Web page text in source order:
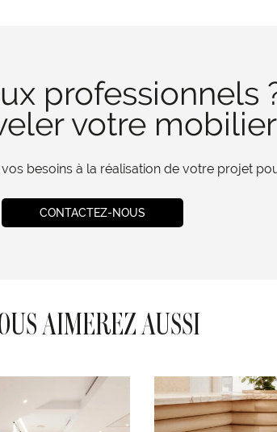
professionnels
votre
besoins à la réalisation de votre projet
CONTACTEZ-NOUS
AIMEREZ AUSSI